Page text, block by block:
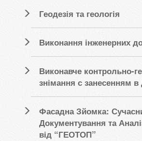
Геодезія та геологія
Виконання інженерних
Виконавче контрольно-
знімання с занесенням в
Фасадна Зйомка:
Документування та
від “ГЕОТОП”